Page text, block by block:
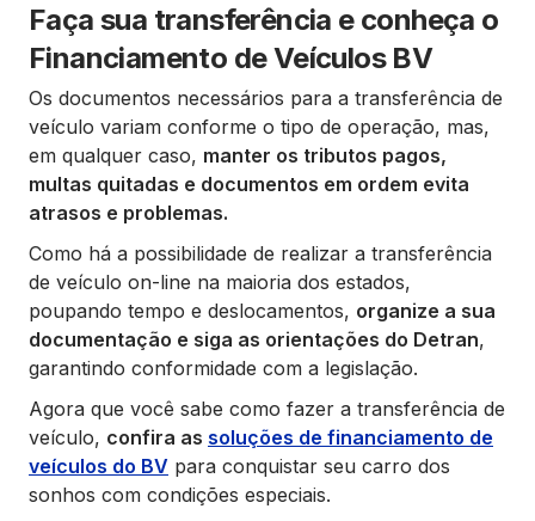
Faça sua transferência e conheça o
Financiamento de Veículos BV
Os documentos necessários para a transferência de
veículo variam conforme o tipo de operação, mas,
em qualquer caso, manter os tributos pagos,
multas quitadas e documentos em ordem evita
atrasos e problemas.
Como há a possibilidade de realizar a transferência
de veículo on-line na maioria dos estados,
poupando tempo e deslocamentos, organize a sua
documentação e siga as orientações do Detran,
garantindo conformidade com a legislação.
Agora que você sabe como fazer a transferência de
veículo, confira as soluções de financiamento de
veículos do BV para conquistar seu carro dos
sonhos com condições especiais.